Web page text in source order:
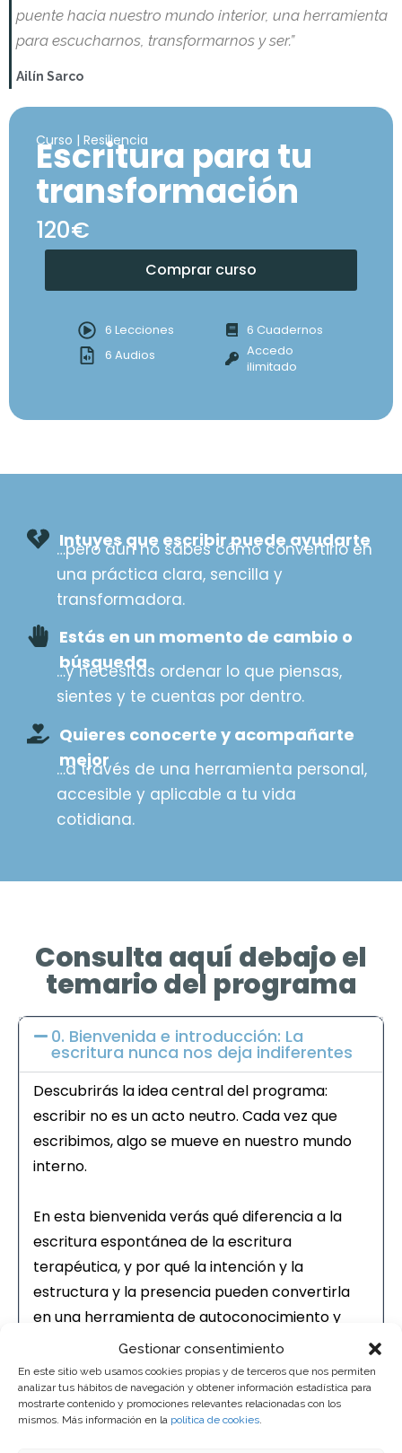
Gestionar consentimiento
En este sitio web usamos cookies propias y de terceros que nos permiten
analizar tus hábitos de navegación y obtener información estadística para
mostrarte contenido y promociones relevantes relacionadas con los
mismos. Más información en la política de cookies.
puente hacia nuestro mundo interior, una herramienta
para escucharnos, transformarnos y ser.”
Ailín Sarco
Curso | Resiliencia
Escritura para tu
transformación
120€
Comprar curso
6 Lecciones
6 Cuadernos
6 Audios
Accedo
ilimitado
Intuyes que escribir puede ayudarte
…pero aún no sabes cómo convertirlo en
una práctica clara, sencilla y
transformadora.
Estás en un momento de cambio o
búsqueda
…y necesitas ordenar lo que piensas,
sientes y te cuentas por dentro.
Quieres conocerte y acompañarte
mejor
…a través de una herramienta personal,
accesible y aplicable a tu vida
cotidiana.
Consulta aquí debajo el
temario del programa​
0. Bienvenida e introducción: La
escritura nunca nos deja indiferentes
Descubrirás la idea central del programa:
escribir no es un acto neutro. Cada vez que
escribimos, algo se mueve en nuestro mundo
interno.
En esta bienvenida verás qué diferencia a la
escritura espontánea de la escritura
terapéutica, y por qué la intención y la
estructura y la presencia pueden convertirla
en una herramienta de autoconocimiento y
transformación personal.
Anexo. Bases científicas y teóricas de
la escritura terapéutica